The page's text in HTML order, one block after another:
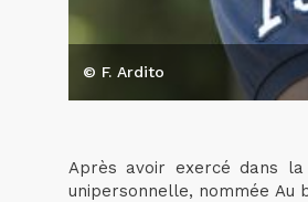
© F. Ardito
Après avoir exercé dans
unipersonnelle, nommée Au